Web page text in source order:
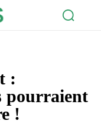
:
pourraient
!